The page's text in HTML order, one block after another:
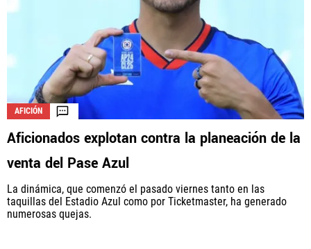
AFICIÓN
Aficionados explotan contra la planeación de la
venta del Pase Azul
La dinámica, que comenzó el pasado viernes tanto en las
taquillas del Estadio Azul como por Ticketmaster, ha generado
numerosas quejas.